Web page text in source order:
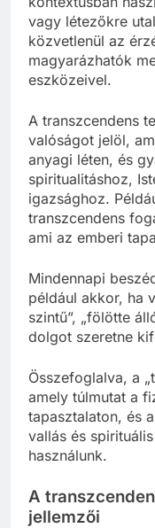
vagy létezőkre
közvetlenül az
magyarázhatók
eszközeivel.
A transzcendens
valóságot jelöl,
anyagi léten, és
spiritualitáshoz,
igazsághoz.
transzcendens
ami az emberi
Mindennapi
például akkor, ha
szintű”, „fölötte
dolgot szeretne
Összefoglalva, a
amely túlmutat a
tapasztalaton, és
vallás és
használunk.
A
jellemzői